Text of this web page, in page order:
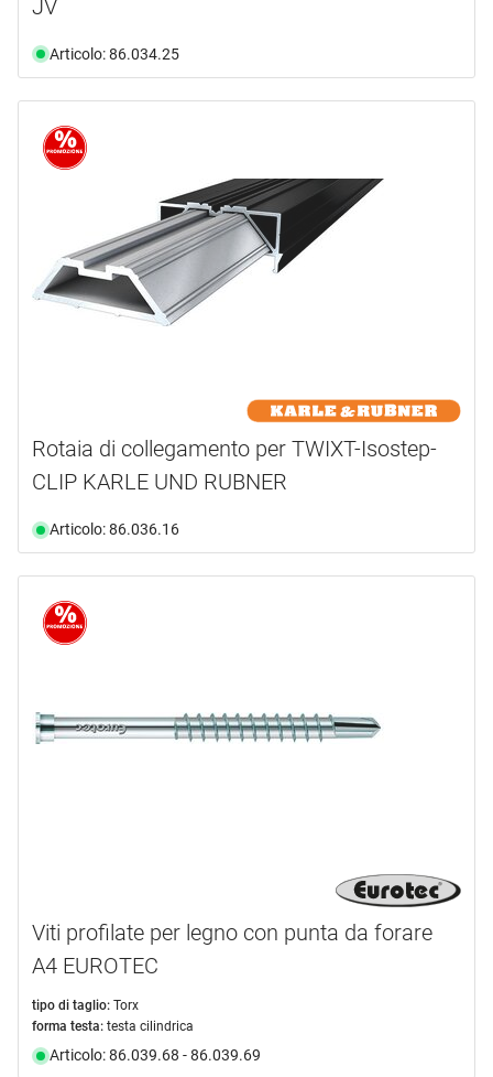
JV
Articolo: 86.034.25
Rotaia di collegamento per TWIXT-Isostep-
CLIP KARLE UND RUBNER
Articolo: 86.036.16
Viti profilate per legno con punta da forare
A4 EUROTEC
tipo di taglio: Torx
forma testa: testa cilindrica
Articolo: 86.039.68 - 86.039.69